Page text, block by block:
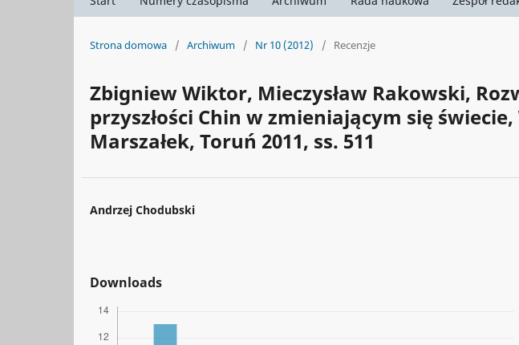
Strona domowa / Archiwum / Nr 10 (2012) / Recenzje
Zbigniew Wiktor, Mieczysław Rakowski,
przyszłości Chin w zmieniającym się
Marszałek, Toruń 2011, ss. 511
Andrzej Chodubski
Downloads